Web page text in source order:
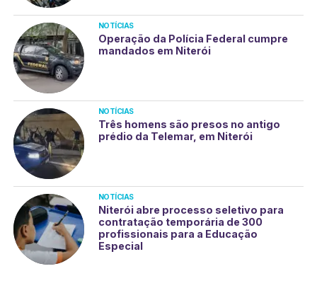
NOTÍCIAS
Operação da Polícia Federal cumpre
mandados em Niterói
NOTÍCIAS
Três homens são presos no antigo
prédio da Telemar, em Niterói
NOTÍCIAS
Niterói abre processo seletivo para
contratação temporária de 300
profissionais para a Educação
Especial